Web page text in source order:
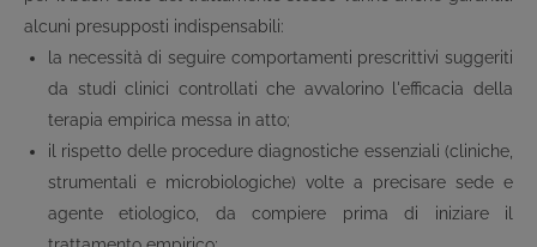
alcuni presupposti indispensabili:
la necessità di seguire comportamenti prescrittivi suggeriti
da studi clinici controllati che avvalorino l'efficacia della
terapia empirica messa in atto;
il rispetto delle procedure diagnostiche essenziali (cliniche,
strumentali e microbiologiche) volte a precisare sede e
agente etiologico, da compiere prima di iniziare il